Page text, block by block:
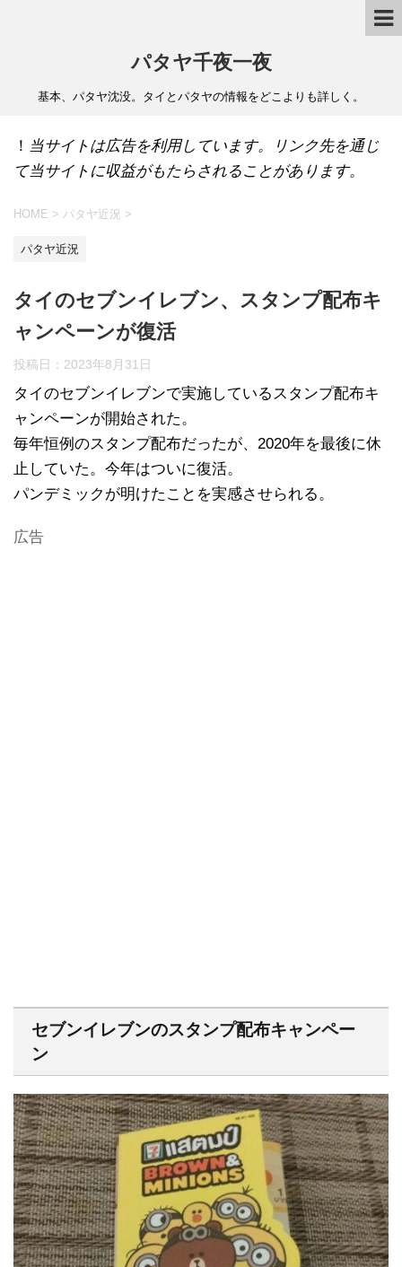
パタヤ千夜一夜
基本、パタヤ沈没。タイとパタヤの情報をどこよりも詳しく。
！ 当サイトは広告を利用しています。リンク先を通じ
て当サイトに収益がもたらされることがあります。
HOME > パタヤ近況 >
パタヤ近況
タイのセブンイレブン、スタンプ配布キ
ャンペーンが復活
投稿日： 2023年8月31日
タイのセブンイレブンで実施しているスタンプ配布キ
ャンペーンが開始された。
毎年恒例のスタンプ配布だったが、2020年を最後に休
止していた。今年はついに復活。
パンデミックが明けたことを実感させられる。
広告
セブンイレブンのスタンプ配布キャンペー
ン